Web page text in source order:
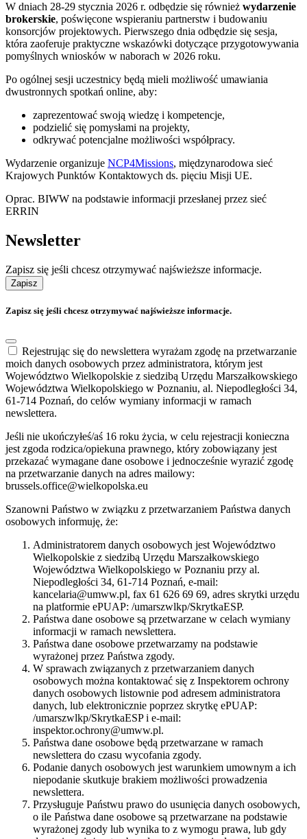
W dniach 28-29 stycznia 2026 r. odbędzie się również wydarzenie
brokerskie, poświęcone wspieraniu partnerstw i budowaniu
konsorcjów projektowych. Pierwszego dnia odbędzie się sesja,
która zaoferuje praktyczne wskazówki dotyczące przygotowywania
pomyślnych wniosków w naborach w 2026 roku.
Po ogólnej sesji uczestnicy będą mieli możliwość umawiania
dwustronnych spotkań online, aby:
zaprezentować swoją wiedzę i kompetencje,
podzielić się pomysłami na projekty,
odkrywać potencjalne możliwości współpracy.
Wydarzenie organizuje NCP4Missions, międzynarodowa sieć
Krajowych Punktów Kontaktowych ds. pięciu Misji UE.
Oprac. BIWW na podstawie informacji przesłanej przez sieć
ERRIN
Newsletter
Zapisz się jeśli chcesz otrzymywać najświeższe informacje.
Zapisz
Zapisz się jeśli chcesz otrzymywać najświeższe informacje.
Rejestrując się do newslettera wyrażam zgodę na przetwarzanie
moich danych osobowych przez administratora, którym jest
Województwo Wielkopolskie z siedzibą Urzędu Marszałkowskiego
Województwa Wielkopolskiego w Poznaniu, al. Niepodległości 34,
61-714 Poznań, do celów wymiany informacji w ramach
newslettera.
Jeśli nie ukończyłeś/aś 16 roku życia, w celu rejestracji konieczna
jest zgoda rodzica/opiekuna prawnego, który zobowiązany jest
przekazać wymagane dane osobowe i jednocześnie wyrazić zgodę
na przetwarzanie danych na adres mailowy:
brussels.office@wielkopolska.eu
Szanowni Państwo w związku z przetwarzaniem Państwa danych
osobowych informuję, że:
Administratorem danych osobowych jest Województwo
Wielkopolskie z siedzibą Urzędu Marszałkowskiego
Województwa Wielkopolskiego w Poznaniu przy al.
Niepodległości 34, 61-714 Poznań, e-mail:
kancelaria@umww.pl, fax 61 626 69 69, adres skrytki urzędu
na platformie ePUAP: /umarszwlkp/SkrytkaESP.
Państwa dane osobowe są przetwarzane w celach wymiany
informacji w ramach newslettera.
Państwa dane osobowe przetwarzamy na podstawie
wyrażonej przez Państwa zgody.
W sprawach związanych z przetwarzaniem danych
osobowych można kontaktować się z Inspektorem ochrony
danych osobowych listownie pod adresem administratora
danych, lub elektronicznie poprzez skrytkę ePUAP:
/umarszwlkp/SkrytkaESP i e-mail:
inspektor.ochrony@umww.pl.
Państwa dane osobowe będą przetwarzane w ramach
newslettera do czasu wycofania zgody.
Podanie danych osobowych jest warunkiem umownym a ich
niepodanie skutkuje brakiem możliwości prowadzenia
newslettera.
Przysługuje Państwu prawo do usunięcia danych osobowych,
o ile Państwa dane osobowe są przetwarzane na podstawie
wyrażonej zgody lub wynika to z wymogu prawa, lub gdy